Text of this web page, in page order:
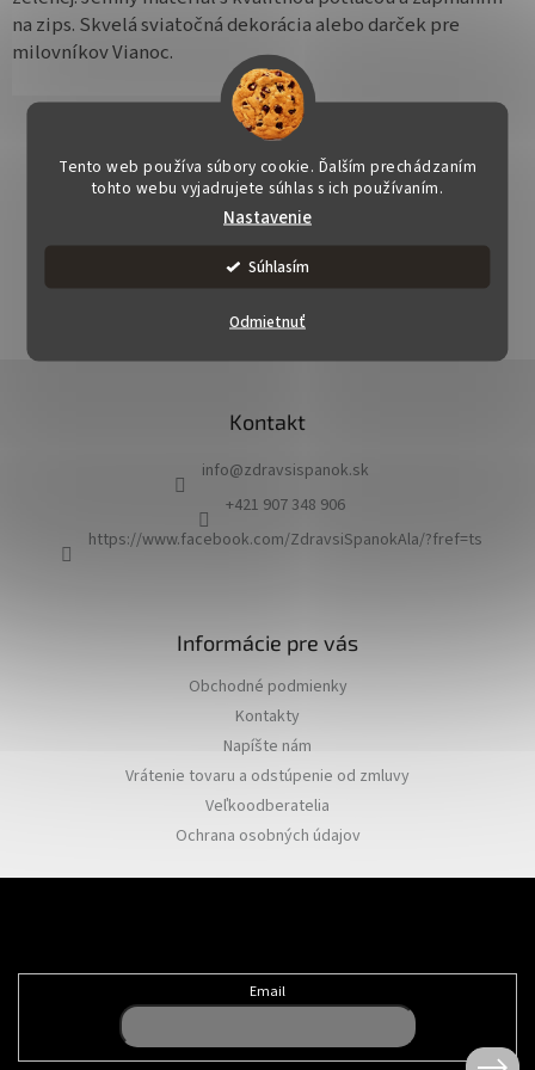
Tento web používa súbory cookie. Ďalším prechádzaním
tohto webu vyjadrujete súhlas s ich používaním.
Nastavenie
Odmietnuť
Súhlasím
na zips. Skvelá sviatočná dekorácia alebo darček pre
milovníkov Vianoc.
STRÁŽIŤ ZDIEĽAŤ
Kontakt
info@zdravsispanok.sk
+421 907 348 906
https://www.facebook.com/ZdravsiSpanokAla/?fref=ts
Informácie pre vás
Obchodné podmienky
Kontakty
Napíšte nám
Vrátenie tovaru a odstúpenie od zmluvy
Veľkoodberatelia
Ochrana osobných údajov
Email